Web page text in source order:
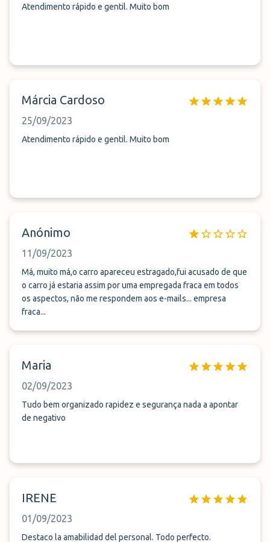
Atendimento rápido e gentil. Muito bom
Márcia Cardoso
25/09/2023
Atendimento rápido e gentil. Muito bom
Anónimo
11/09/2023
Má, muito má,o carro apareceu estragado,fui acusado de que
o carro já estaria assim por uma empregada fraca em todos
os aspectos, não me respondem aos e-mails... empresa
fraca...
Maria
02/09/2023
Tudo bem organizado rapidez e segurança nada a apontar
de negativo
IRENE
01/09/2023
Destaco la amabilidad del personal. Todo perfecto.